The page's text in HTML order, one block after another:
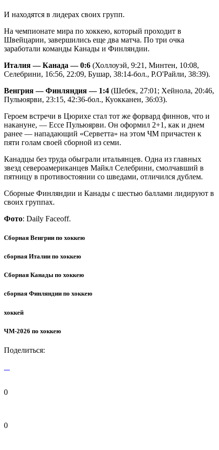
И находятся в лидерах своих групп.
На чемпионате мира по хоккею, который проходит в
Швейцарии, завершились еще два матча. По три очка
заработали команды Канады и Финляндии.
Италия — Канада — 0:6 (Холлоуэй, 9:21, Минтен, 10:08,
Селебрини, 16:56, 22:09, Бушар, 38:14-бол., Р.О'Райли, 38:39).
Венгрия — Финляндия — 1:4 (Шебек, 27:01; Хейнола, 20:46,
Пульюярви, 23:15, 42:36-бол., Куокканен, 36:03).
Героем встречи в Цюрихе стал тот же форвард финнов, что и
накануне, — Ессе Пульюярви. Он оформил 2+1, как и днем
ранее — нападающий «Серветта» на этом ЧМ причастен к
пяти голам своей сборной из семи.
Канадцы без труда обыграли итальянцев. Одна из главных
звезд североамериканцев Майкл Селебрини, смолчавший в
пятницу в противостоянии со шведами, отличился дублем.
Сборные Финляндии и Канады с шестью баллами лидируют в
своих группах.
Фото: Daily Faceoff.
Сборная Венгрии по хоккею
сборная Италии по хоккею
Сборная Канады по хоккею
сборная Финляндии по хоккею
хоккей
ЧМ-2026 по хоккею
Поделиться:
0
0